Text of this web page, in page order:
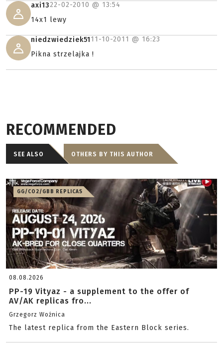
axi1322-02-2010 @ 13:54
14x1 lewy
niedzwiedziek5111-10-2011 @ 16:23
Pikna strzelajka !
RECOMMENDED
SEE ALSO OTHERS BY THIS AUTHOR
GG/CO2/GBB REPLICAS
08.08.2026
PP-19 Vityaz - a supplement to the offer of
AV/AK replicas fro...
Grzegorz Woźnica
The latest replica from the Eastern Block series.